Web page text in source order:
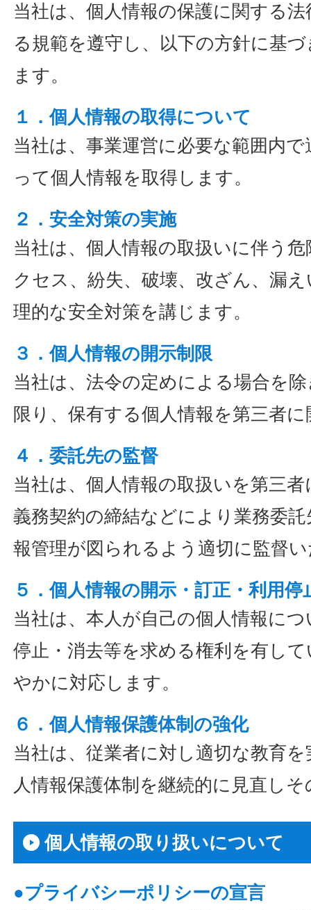
当社は、個人情報の保護に関する
る規範を遵守し、以下の方針に基
ます。
１．個人情報の取得について
当社は、事業運営に必要な範囲内
って個人情報を取得します。
２．安全対策の実施
当社は、個人情報の取扱いに伴う
クセス、紛失、破壊、改ざん、漏
理的な安全対策を講じます。
３．個人情報の開示制限
当社は、法令の定めによる場合を
限り、保有する個人情報を第三者
４．委託先の監督
当社は、個人情報の取扱いを第三
義務契約の締結などにより業務委
報管理が図られるよう適切に監督
５．個人情報の開示・訂正・利用
当社は、本人が自己の個人情報に
停止・消去等を求める権利を有し
やかに対応します。
６．個人情報保護体制の強化
当社は、従業者に対し適切な教育
人情報保護体制を継続的に見直し
個人情報の取り扱いについて
●プライバシーポリシーの宣言